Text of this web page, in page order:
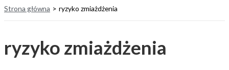
Strona główna ryzyko zmiażdżenia
ryzyko zmiażdżenia